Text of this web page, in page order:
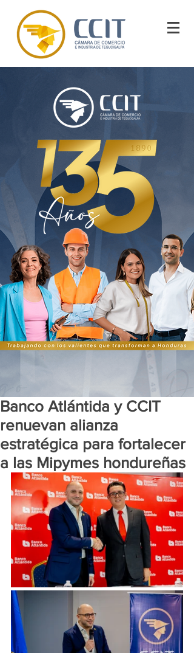
Banco Atlántida y CCIT
renuevan alianza
estratégica para fortalecer
a las Mipymes hondureñas